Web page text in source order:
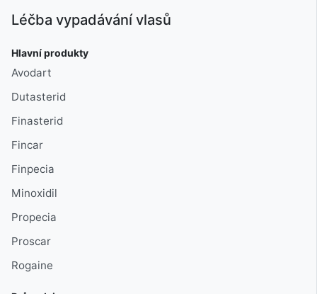
Léčba vypadávání vlasů
Hlavní produkty
Avodart
Dutasterid
Finasterid
Fincar
Finpecia
Minoxidil
Propecia
Proscar
Rogaine